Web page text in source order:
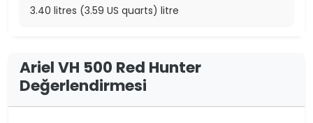
3.40 litres (3.59 US quarts) litre
Ariel VH 500 Red Hunter
Değerlendirmesi